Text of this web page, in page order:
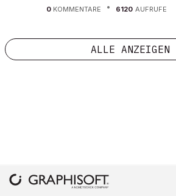
0 KOMMENTARE 6120 AUFRUFE
ALLE ANZEIGEN